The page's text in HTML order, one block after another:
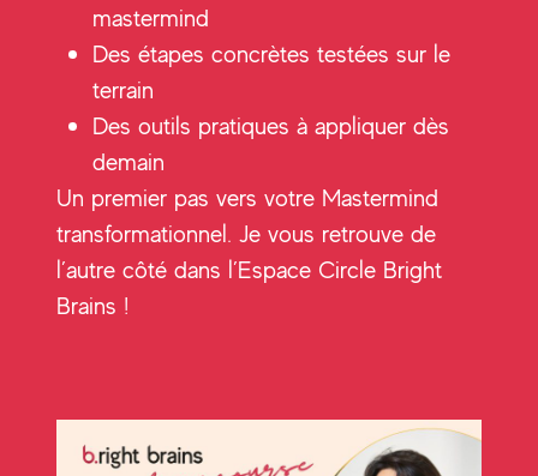
mastermind
Des étapes concrètes testées sur le
terrain
Des outils pratiques à appliquer dès
demain
Un premier pas vers votre Mastermind
transformationnel. Je vous retrouve de
l’autre côté dans l’Espace Circle Bright
Brains !